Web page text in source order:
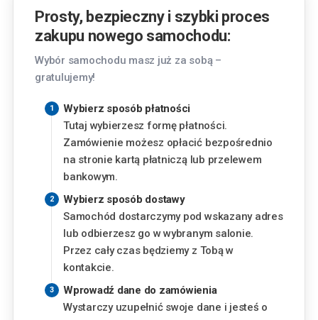
Prosty, bezpieczny i szybki proces
zakupu nowego samochodu:
Wybór samochodu masz już za sobą –
gratulujemy!
Wybierz sposób płatności
Tutaj wybierzesz formę płatności.
Zamówienie możesz opłacić bezpośrednio
na stronie kartą płatniczą lub przelewem
bankowym.
Wybierz sposób dostawy
Samochód dostarczymy pod wskazany adres
lub odbierzesz go w wybranym salonie.
Przez cały czas będziemy z Tobą w
kontakcie.
Wprowadź dane do zamówienia
Wystarczy uzupełnić swoje dane i jesteś o
Finansowanie
149zł
Wysokość wkładu własnego
Kraków
Pasternik 69, 31-354 Kraków
Lublin
Chemiczna 5, 20-329 Lublin
Piaseczno
Okulickiego 3, 05-500 Piaseczno
Poznań
Szwajcarska 14, 61-285 Poznań
Radom
Aleja Józefa Grzecznarowskiego 28, 26-610
Radom
Rzeszów
Wyzwolenia 2, 35-501 Rzeszów